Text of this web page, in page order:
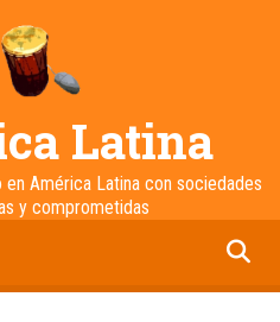
Latina
América Latina con sociedades
y comprometidas